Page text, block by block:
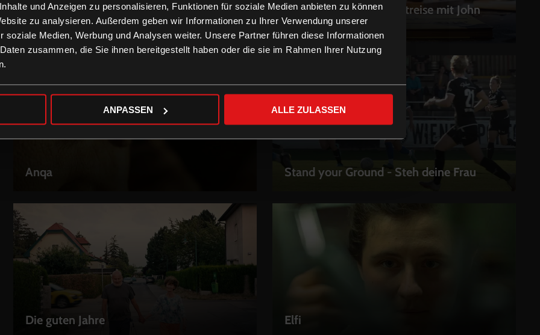
und Anzeigen zu personalisieren, Funktionen für soziale Medien anbieten zu können
zu analysieren. Außerdem geben wir Informationen zu Ihrer Verwendung unserer
soziale Medien, Werbung und Analysen weiter. Unsere Partner führen diese Informationen
zusammen, die Sie ihnen bereitgestellt haben oder die sie im Rahmen Ihrer Nutzung
ANPASSEN ALLE ZULASSEN
Marlene
Johnny & Me – Eine Zeitreise mit John
Heartfield
Anqa
LEIHEN Stand your Ground - Steh deine Frau
LEIHEN
Die guten Jahre
LEIHEN Elfi
LEIHEN